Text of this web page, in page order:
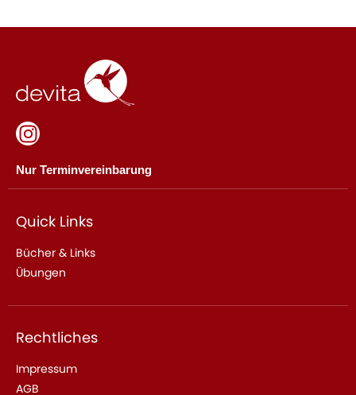
Nur Terminvereinbarung
Quick Links
Bücher & Links
Übungen
Rechtliches
Impressum
AGB